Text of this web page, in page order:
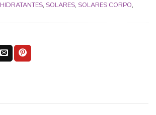
HIDRATANTES, SOLARES, SOLARES CORPO,